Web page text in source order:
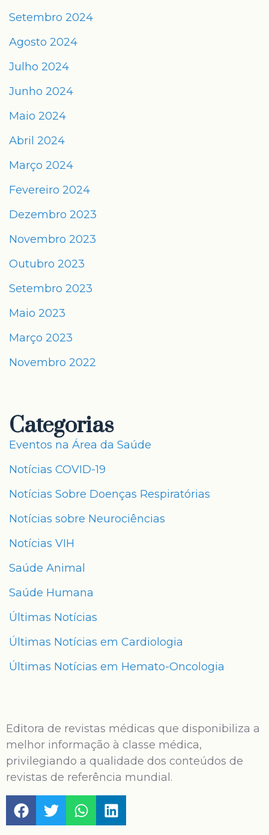
Setembro 2024
Agosto 2024
Julho 2024
Junho 2024
Maio 2024
Abril 2024
Março 2024
Fevereiro 2024
Dezembro 2023
Novembro 2023
Outubro 2023
Setembro 2023
Maio 2023
Março 2023
Novembro 2022
Categorias
Eventos na Área da Saúde
Notícias COVID-19
Notícias Sobre Doenças Respiratórias
Notícias sobre Neurociências
Notícias VIH
Saúde Animal
Saúde Humana
Últimas Notícias
Últimas Notícias em Cardiologia
Últimas Notícias em Hemato-Oncologia
Editora de revistas médicas que disponibiliza a
melhor informação à classe médica,
privilegiando a qualidade dos conteúdos de
revistas de referência mundial.